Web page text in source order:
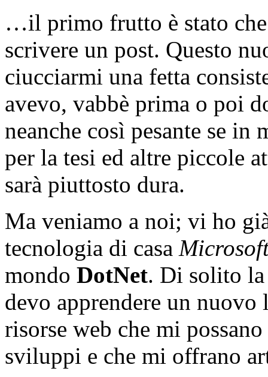
…il primo frutto è stato
scrivere un post. Questo
ciucciarmi una fetta
avevo, vabbè prima o poi
neanche così pesante se
per la tesi ed altre
sarà piuttosto dura.
Ma veniamo a noi; vi ho
tecnologia di casa
mondo DotNet. Di solito la
devo apprendere un
risorse web che mi
sviluppi e che mi offrano